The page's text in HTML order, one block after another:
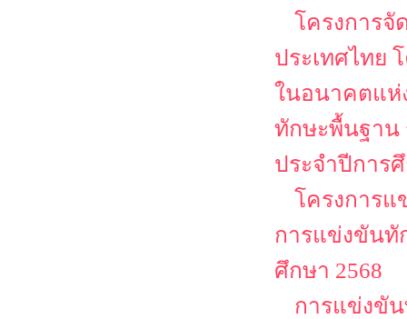
โครงการ
ประเทศไทย
ในอนาคตแห่
ทักษะพื้นฐาน
ประจำปีการ
โครงการ
การแข่งขันทั
ศึกษา 2568
การแข่งขัน